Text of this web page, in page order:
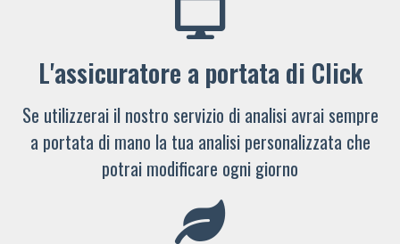
L'assicuratore a portata di Click
Se utilizzerai il nostro servizio di analisi avrai sempre
a portata di mano la tua analisi personalizzata che
potrai modificare ogni giorno